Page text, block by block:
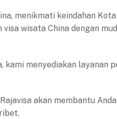
menikmati keindahan
wisata China dengan
kami menyediakan layanan
akan membantu